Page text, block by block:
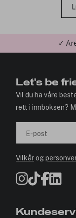
✓
Let's be
Vil du ha våre
rett i innboksen?
E-post
Vilkårog